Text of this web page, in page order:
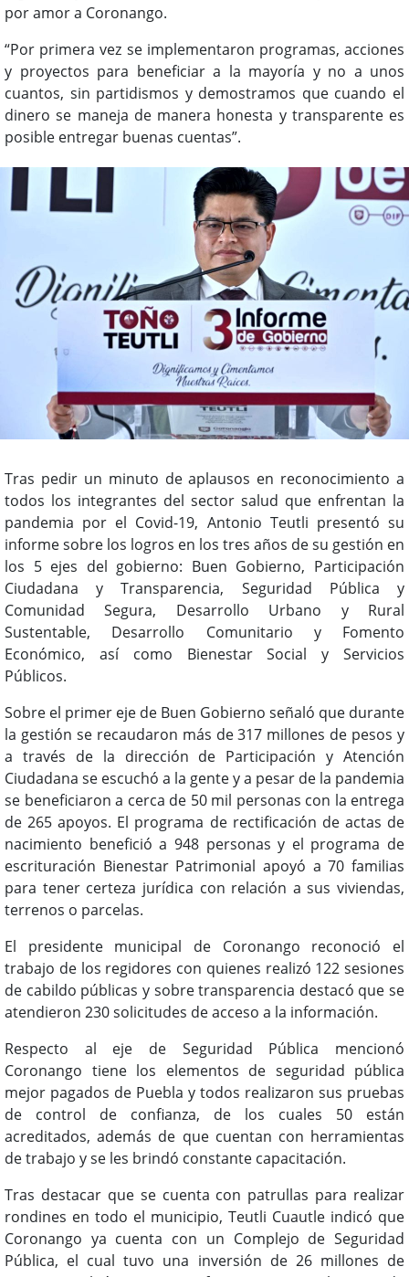
por amor a Coronango.
“Por primera vez se implementaron programas, acciones
y proyectos para beneficiar a la mayoría y no a unos
cuantos, sin partidismos y demostramos que cuando el
dinero se maneja de manera honesta y transparente es
posible entregar buenas cuentas”.
Tras pedir un minuto de aplausos en reconocimiento a
todos los integrantes del sector salud que enfrentan la
pandemia por el Covid-19, Antonio Teutli presentó su
informe sobre los logros en los tres años de su gestión en
los 5 ejes del gobierno: Buen Gobierno, Participación
Ciudadana y Transparencia, Seguridad Pública y
Comunidad Segura, Desarrollo Urbano y Rural
Sustentable, Desarrollo Comunitario y Fomento
Económico, así como Bienestar Social y Servicios
Públicos.
Sobre el primer eje de Buen Gobierno señaló que durante
la gestión se recaudaron más de 317 millones de pesos y
a través de la dirección de Participación y Atención
Ciudadana se escuchó a la gente y a pesar de la pandemia
se beneficiaron a cerca de 50 mil personas con la entrega
de 265 apoyos. El programa de rectificación de actas de
nacimiento benefició a 948 personas y el programa de
escrituración Bienestar Patrimonial apoyó a 70 familias
para tener certeza jurídica con relación a sus viviendas,
terrenos o parcelas.
El presidente municipal de Coronango reconoció el
trabajo de los regidores con quienes realizó 122 sesiones
de cabildo públicas y sobre transparencia destacó que se
atendieron 230 solicitudes de acceso a la información.
Respecto al eje de Seguridad Pública mencionó
Coronango tiene los elementos de seguridad pública
mejor pagados de Puebla y todos realizaron sus pruebas
de control de confianza, de los cuales 50 están
acreditados, además de que cuentan con herramientas
de trabajo y se les brindó constante capacitación.
Tras destacar que se cuenta con patrullas para realizar
rondines en todo el municipio, Teutli Cuautle indicó que
Coronango ya cuenta con un Complejo de Seguridad
Pública, el cual tuvo una inversión de 26 millones de